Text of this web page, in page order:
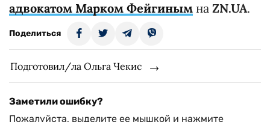
адвокатом Марком Фейгиным на ZN.UA.
Поделиться
Подготовил/ла Ольга Чекис
Заметили ошибку?
Пожалуйста, выделите ее мышкой и нажмите